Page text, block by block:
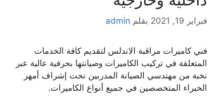
فبراير 19, 2021 بقلم admin
فني كاميرات مراقبة الاندلس لتقديم كافة الخدمات
المتعلقة في تركيب الكاميرات وصيانتها بحرفية عالية عبر
نخبة من مهندسي الصيانة المدربين تحت إشراف أمهر
الخبراء المتخصصين في جميع أنواع الكاميرات.